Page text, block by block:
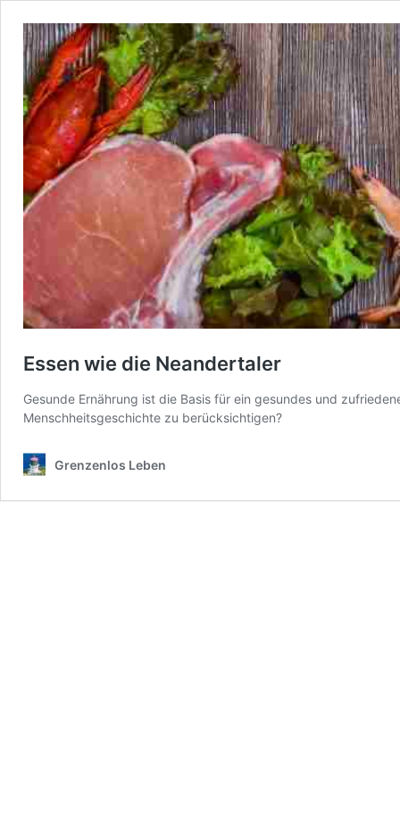
Essen wie die Neandertaler
Gesunde Ernährung ist die Basis für ein gesundes und
Menschheitsgeschichte zu berücksichtigen?
Grenzenlos Leben